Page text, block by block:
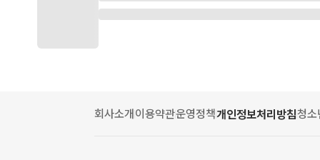
회사소개 이용약관운영정책개인정보처리방침청소